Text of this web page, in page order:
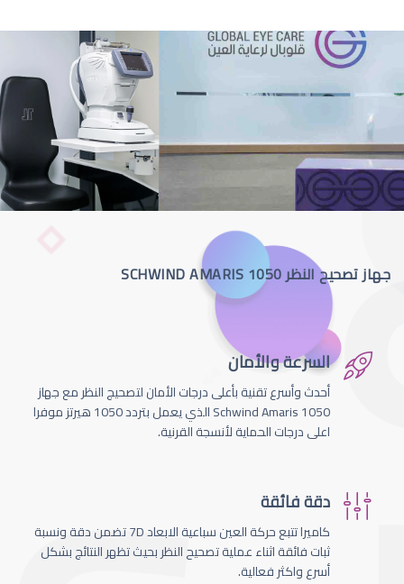
جهاز تصحيح النظر SCHWIND AMARIS 1050
السرعة والأمان
أحدث وأسرع تقنية بأعلى درجات الأمان لتصحيج النظر مع جهاز
Schwind Amaris 1050 الذي يعمل بتردد 1050 هيرتز موفرا
اعلى درجات الحماية لأنسجة القرنية.
دقة فائقة
كاميرا تتبع حركة العين سباعية الابعاد 7D تضمن دقة ونسبة
ثبات فائقة اثناء عملية تصحيح النظر بحيث تظهر النتائج بشكل
أسرع واكثر فعالية.